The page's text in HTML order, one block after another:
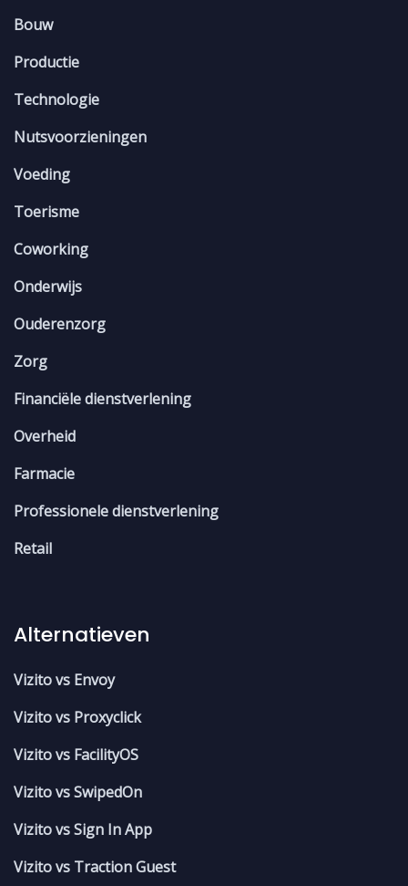
Bouw
Productie
Technologie
Nutsvoorzieningen
Voeding
Toerisme
Coworking
Onderwijs
Ouderenzorg
Zorg
Financiële dienstverlening
Overheid
Farmacie
Professionele dienstverlening
Retail
Alternatieven
Vizito vs Envoy
Vizito vs Proxyclick
Vizito vs FacilityOS
Vizito vs SwipedOn
Vizito vs Sign In App
Vizito vs Traction Guest